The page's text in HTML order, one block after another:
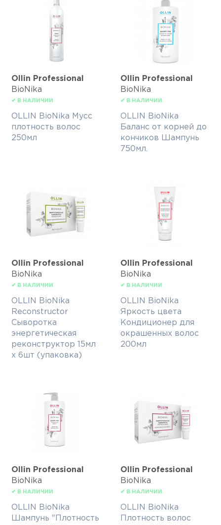
Ollin Professional
BioNika
✔ В НАЛИЧИИ
OLLIN BioNika Мусс
плотность волос
250мл
Ollin Professional
BioNika
✔ В НАЛИЧИИ
OLLIN BioNika
Баланс от корней до
кончиков Шампунь
750мл.
Ollin Professional
BioNika
✔ В НАЛИЧИИ
OLLIN BioNika
Reconstructor
Сыворотка
энергетическая
реконструктор 15мл
х 6шт (упаковка)
Ollin Professional
BioNika
✔ В НАЛИЧИИ
OLLIN BioNika
Яркость цвета
Кондиционер для
окрашенных волос
200мл
Ollin Professional
BioNika
✔ В НАЛИЧИИ
OLLIN BioNika
Шампунь "Плотность
Ollin Professional
BioNika
✔ В НАЛИЧИИ
OLLIN BioNika
Плотность волос